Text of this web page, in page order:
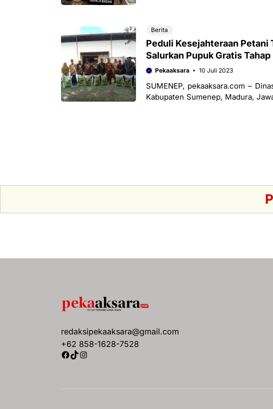
Berita
Peduli Kesejahteraan Petani
Salurkan Pupuk Gratis Tahap
Pekaaksara 10 Juli 2023
SUMENEP, pekaaksara.com –
Kabupaten Sumenep, Madura,
redaksipekaaksara@gmail.com
+62 858-1628-7528
Facebook
TikTok
Instagram